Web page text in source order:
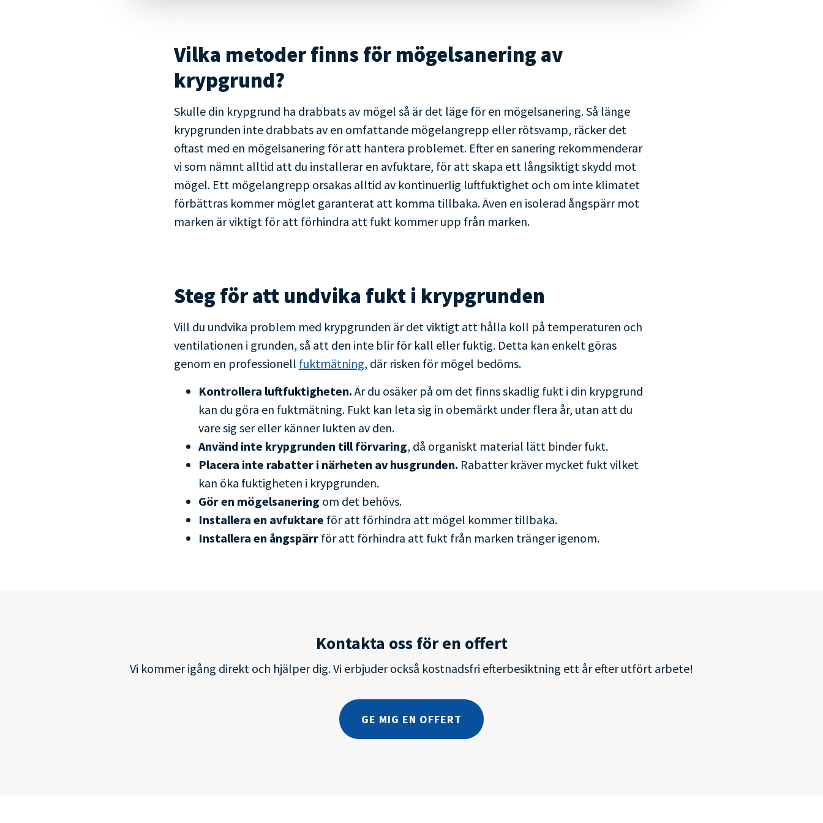
Vilka metoder finns för mögelsanering av
krypgrund?
Skulle din krypgrund ha drabbats av mögel så är det läge för en mögelsanering. Så länge
krypgrunden inte drabbats av en omfattande mögelangrepp eller rötsvamp, räcker det
oftast med en mögelsanering för att hantera problemet. Efter en sanering rekommenderar
vi som nämnt alltid att du installerar en avfuktare, för att skapa ett långsiktigt skydd mot
mögel. Ett mögelangrepp orsakas alltid av kontinuerlig luftfuktighet och om inte klimatet
förbättras kommer möglet garanterat att komma tillbaka. Även en isolerad ångspärr mot
marken är viktigt för att förhindra att fukt kommer upp från marken.
Steg för att undvika fukt i krypgrunden
Vill du undvika problem med krypgrunden är det viktigt att hålla koll på temperaturen och
ventilationen i grunden, så att den inte blir för kall eller fuktig. Detta kan enkelt göras
genom en professionell fuktmätning, där risken för mögel bedöms.
Kontrollera luftfuktigheten.Är du osäker på om det finns skadlig fukt i din krypgrund
kan du göra en fuktmätning. Fukt kan leta sig in obemärkt under flera år, utan att du
vare sig ser eller känner lukten av den.
Använd inte krypgrunden till förvaring, då organiskt material lätt binder fukt.
Placera inte rabatter i närheten av husgrunden. Rabatter kräver mycket fukt vilket
kan öka fuktigheten i krypgrunden.
Gör en mögelsanering om det behövs.
Installera en avfuktare för att förhindra att mögel kommer tillbaka.
Installera en ångspärr för att förhindra att fukt från marken tränger igenom.
Kontakta oss för en offert
Vi kommer igång direkt och hjälper dig. Vi erbjuder också kostnadsfri efterbesiktning ett år efter utfört arbete!
GE MIG EN OFFERT